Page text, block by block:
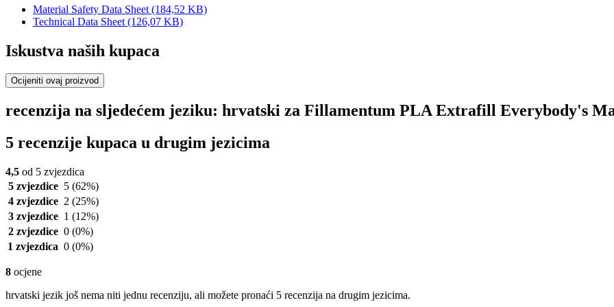
Material Safety Data Sheet (184,52 KB)
Technical Data Sheet (126,07 KB)
Iskustva naših kupaca
Ocijeniti ovaj proizvod
recenzija na sljedećem jeziku: hrvatski za Fillamentum PLA Extrafill Everybody's
5 recenzije kupaca u drugim jezicima
4,5 od 5 zvjezdica
5 zvjezdice 5 (62%)
4 zvjezdice 2 (25%)
3 zvjezdice 1 (12%)
2 zvjezdice 0 (0%)
1 zvjezdica 0 (0%)
8 ocjene
hrvatski jezik još nema niti jednu recenziju, ali možete pronaći 5 recenzija na drugim jezicima.